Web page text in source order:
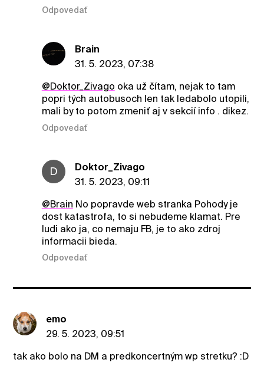
Odpovedať
Brain
31. 5. 2023, 07:38
@Doktor_Zivago oka už čítam, nejak to tam
popri tých autobusoch len tak ledabolo utopili,
mali by to potom zmeniť aj v sekcií info . dikez.
Odpovedať
D
Doktor_Zivago
31. 5. 2023, 09:11
@Brain No popravde web stranka Pohody je
dost katastrofa, to si nebudeme klamat. Pre
ludi ako ja, co nemaju FB, je to ako zdroj
informacii bieda.
Odpovedať
emo
29. 5. 2023, 09:51
tak ako bolo na DM a predkoncertným wp stretku? :D